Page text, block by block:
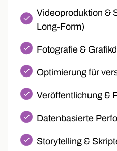
Videoproduktion &
Long-Form)
Fotografie &
Optimierung für
Veröffentlichung &
Datenbasierte
Storytelling &